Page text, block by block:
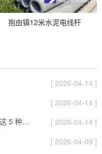
抱由镇12米水泥电线杆
[ 2026-04-14 ]
[ 2026-04-14 ]
抱由镇混凝土电杆出现裂缝还能用吗？这 5 种情况要报废
[ 2026-04-14 ]
[ 2026-04-09 ]